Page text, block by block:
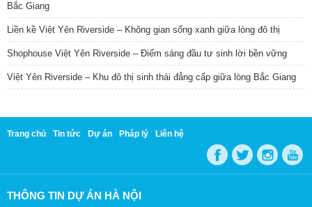
Bắc Giang
Liền kề Việt Yên Riverside – Không gian sống xanh giữa lòng đô thị
Shophouse Việt Yên Riverside – Điểm sáng đầu tư sinh lời bền vững
Việt Yên Riverside – Khu đô thị sinh thái đẳng cấp giữa lòng Bắc Giang
Trang chủ Tin tức Dự án Pháp lý Liên hệ
THÔNG TIN DỰ ÁN HÀ NỘI